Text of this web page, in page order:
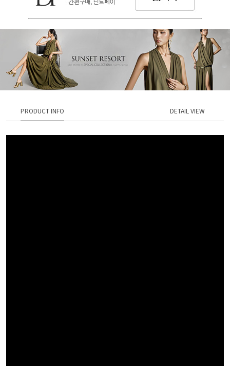
PRODUCT INFO DETAIL VIEW